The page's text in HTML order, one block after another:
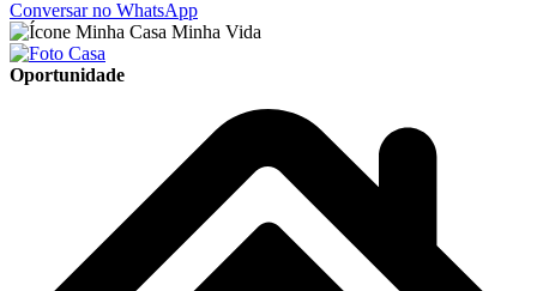
Conversar no WhatsApp
Oportunidade